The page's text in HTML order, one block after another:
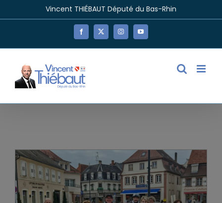
Vincent THIÉBAUT Député du Bas-Rhin
Facebook
X InstagramYouTube